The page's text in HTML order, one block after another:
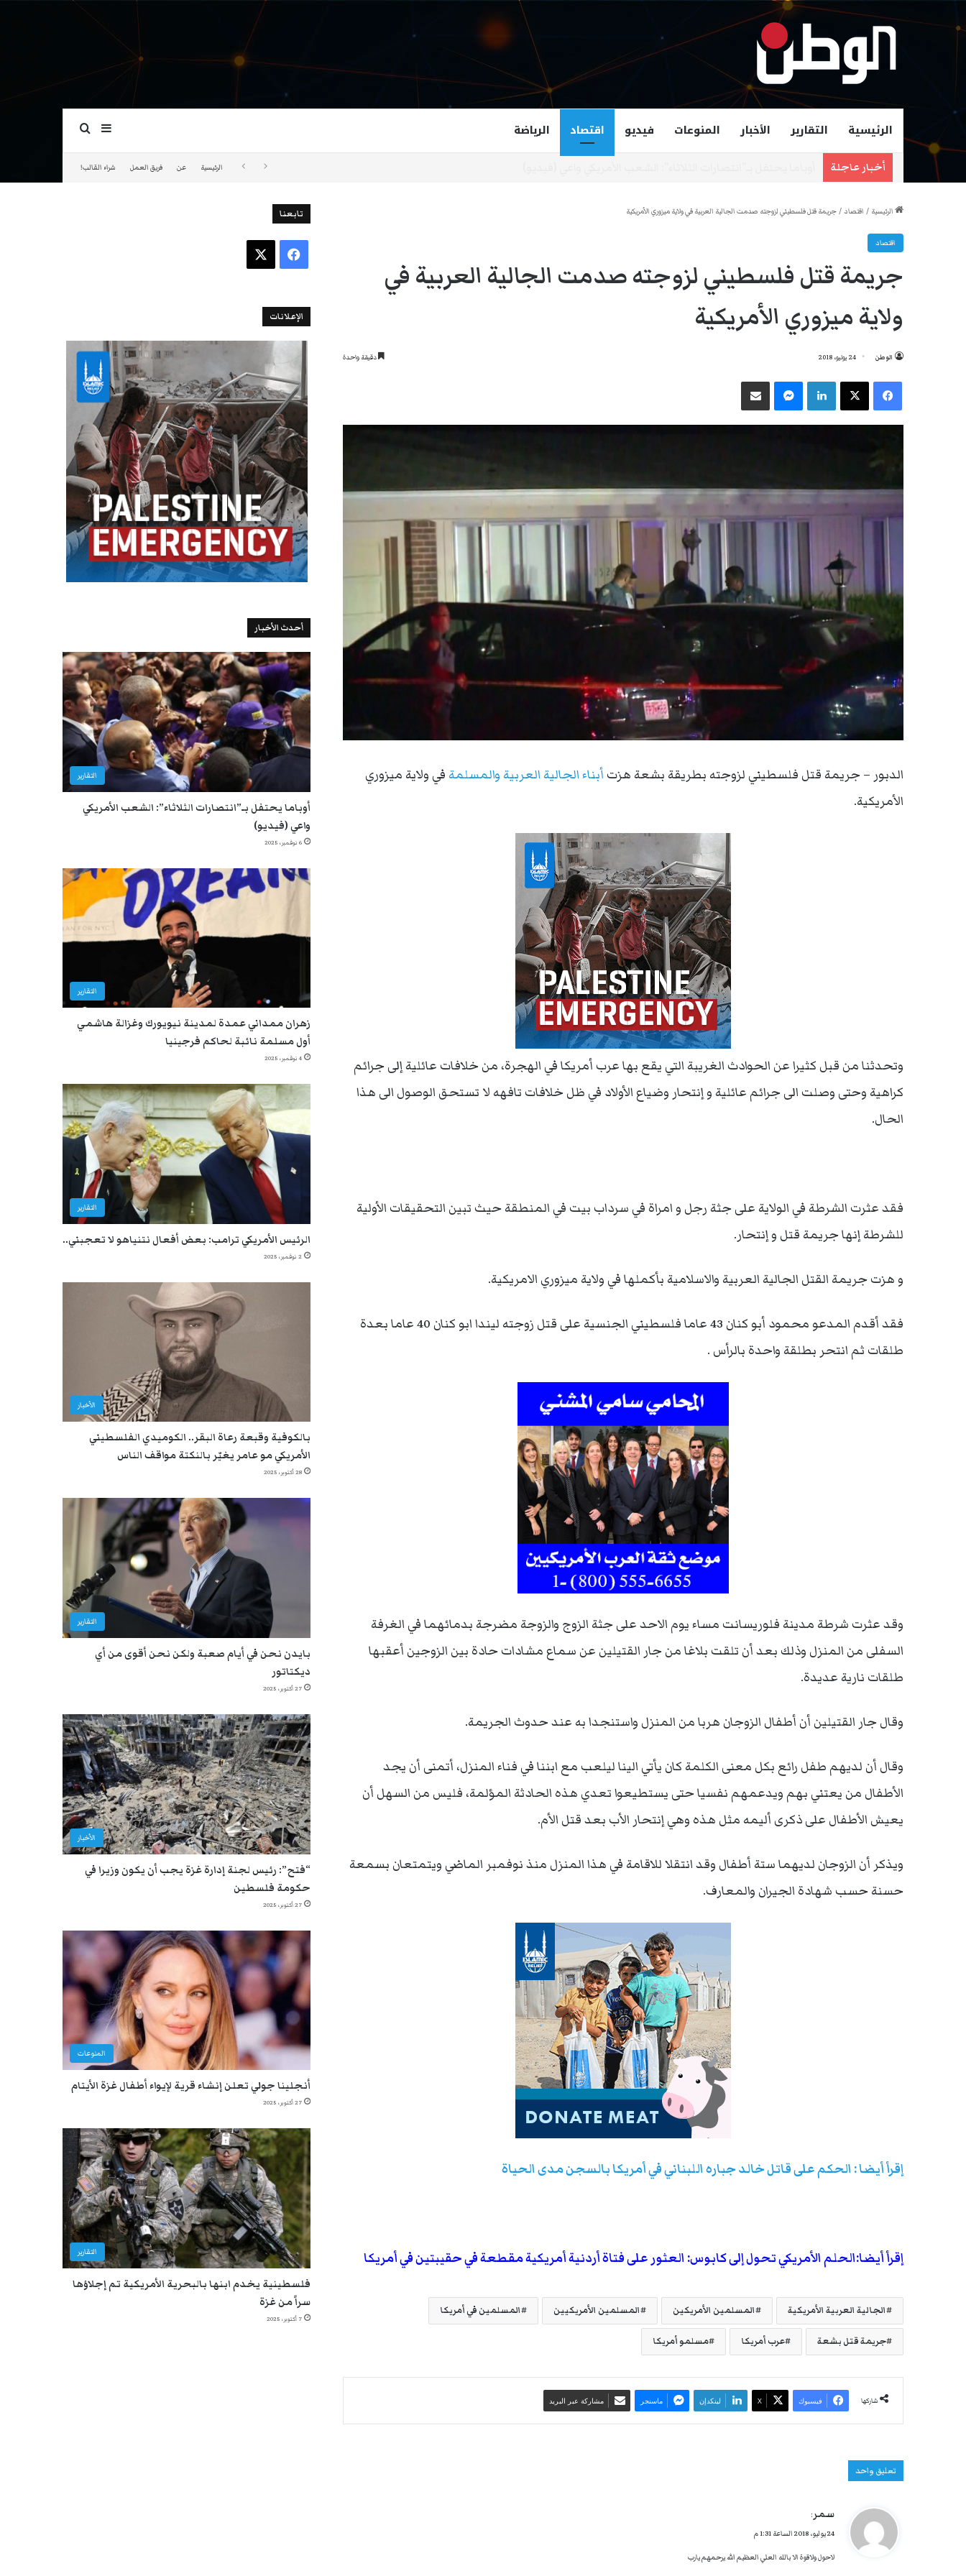
الرئيسية التقارير الأخبار المنوعات فيديو اقتصاد الرياضة إضافة عمود جانبي
بحث عن
أخبار عاجلة الرئيسية عن فريق العمل شراء القالب!
الرئيسية / اقتصاد/جريمة قتل فلسطيني لزوجته صدمت الجالية العربية في ولاية ميزوري الأمريكية
اقتصاد
جريمة قتل فلسطيني لزوجته صدمت الجالية العربية في
ولاية ميزوري الأمريكية
الوطن 24 يوليو، 2018 دقيقة واحدة
فيسبوك ‫X لينكدإن ماسنجر مشاركة عبر البريد
الدبور – جريمة قتل فلسطيني لزوجته بطريقة بشعة هزت أبناء الجالية العربية والمسلمة في ولاية ميزوري
الأمريكية.
وتحدثنا من قبل كثيرا عن الحوادث الغريبة التي يقع بها عرب أمريكا في الهجرة، من خلافات عائلية إلى جرائم
كراهية وحتى وصلت الى جرائم عائلية و إنتحار وضياع الأولاد في ظل خلافات تافهه لا تستحق الوصول الى هذا
الحال.
فقد عثرت الشرطة في الولاية على جثة رجل و امراة في سرداب بيت في المنطقة حيث تبين التحقيقات الأولية
للشرطة إنها جريمة قتل و إنتحار.
و هزت جريمة القتل الجالية العربية والاسلامية بأكملها في ولاية ميزوري الامريكية.
فقد أقدم المدعو محمود أبو كنان 43 عاما فلسطيني الجنسية على قتل زوجته ليندا ابو كنان 40 عاما بعدة
طلقات ثم انتحر بطلقة واحدة بالرأس .
وقد عثرت شرطة مدينة فلوريسانت مساء يوم الاحد على جثة الزوج والزوجة مضرجة بدمائهما في الغرفة
السفلى من المنزل وذلك بعد أن تلقت بلاغا من جار القتيلين عن سماع مشادات حادة بين الزوجين أعقبها
طلقات نارية عديدة.
وقال جار القتيلين أن أطفال الزوجان هربا من المنزل واستنجدا به عند حدوث الجريمة.
وقال أن لديهم طفل رائع بكل معنى الكلمة كان يأتي الينا ليلعب مع ابننا في فناء المنزل، أتمنى أن يجد
الأطفال من يعتني بهم ويدعمهم نفسيا حتى يستطيعوا تعدي هذه الحادثة المؤلمة، فليس من السهل أن
يعيش الأطفال على ذكرى أليمه مثل هذه وهي إنتحار الأب بعد قتل الأم.
ويذكر أن الزوجان لديهما ستة أطفال وقد انتقلا للاقامة في هذا المنزل منذ نوفمبر الماضي ويتمتعان بسمعة
حسنة حسب شهادة الجيران والمعارف.
إقرأ أيضا : الحكم على قاتل خالد جباره اللبناني في أمريكا بالسجن مدى الحياة
إقرأ أيضا:الحلم الأمريكي تحول إلى كابوس: العثور على فتاة أردنية أمريكية مقطعة في حقيبتين في أمريكا
الجالية العربية الأمريكية المسلمين الأمريكين المسلمين الأمريكيين المسلمين في أمريكا
جريمة قتل بشعة عرب أمريكا مسلمو أمريكا
شاركها فيسبوك ‫X لينكدإن ماسنجر مشاركة عبر البريد
تعليق واحد
ي
ل
سمر:
24 يوليو، 2018 الساعة 1:31 م
لاحول ولاقوة الا بالله العلي العظيم الله يرحمهم يارب
تابعنا
فيسبوك
الإعلانات
أحدث الأخبار
التقارير
أوباما يحتفل بـ”انتصارات الثلاثاء”: الشعب الأمريكي
واعي (فيديو)
6 نوفمبر، 2025
التقارير
زهران ممداني عمدة لمدينة نيويورك وغزالة هاشمي
أول مسلمة نائبة لحاكم فرجينيا
4 نوفمبر، 2025
التقارير
الرئيس الأمريكي ترامب: بعض أفعال نتنياهو لا تعجبني..
2 نوفمبر، 2025
الأخبار
بالكوفية وقبعة رعاة البقر.. الكوميدي الفلسطيني
الأمريكي مو عامر يغيّر بالنكتة مواقف الناس
28 أكتوبر، 2025
التقارير
بايدن نحن في أيام صعبة ولكن نحن أقوى من أي
ديكتاتور
27 أكتوبر، 2025
الأخبار
“فتح”: رئيس لجنة إدارة غزة يجب أن يكون وزيرا في
حكومة فلسطين
27 أكتوبر، 2025
المنوعات
أنجلينا جولي تعلن إنشاء قرية لإيواء أطفال غزة الأيتام
27 أكتوبر، 2025
التقارير
فلسطينية يخدم ابنها بالبحرية الأمريكية تم إجلاؤها
سراً من غزة
7 أكتوبر، 2025